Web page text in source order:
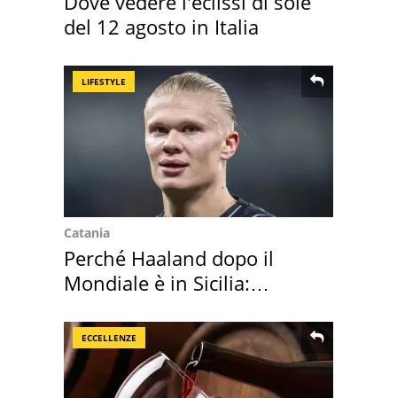
del 12 agosto in Italia
LIFESTYLE
Catania
Perché Haaland dopo il
Mondiale è in Sicilia:
ECCELLENZE